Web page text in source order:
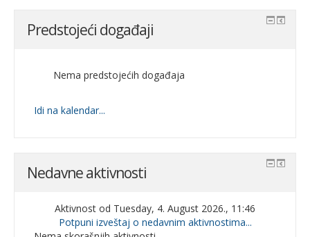
Predstojeći događaji
Nema predstojećih događaja
Idi na kalendar...
Nedavne aktivnosti
Aktivnost od Tuesday, 4. August 2026., 11:46
Potpuni izveštaj o nedavnim aktivnostima...